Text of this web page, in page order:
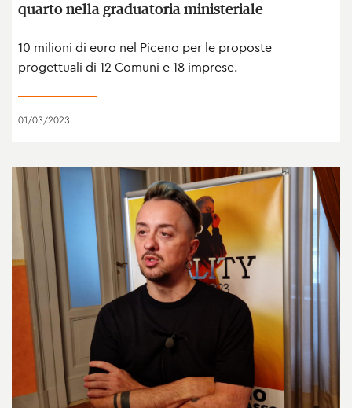
quarto nella graduatoria ministeriale
10 milioni di euro nel Piceno per le proposte
progettuali di 12 Comuni e 18 imprese.
01/03/2023